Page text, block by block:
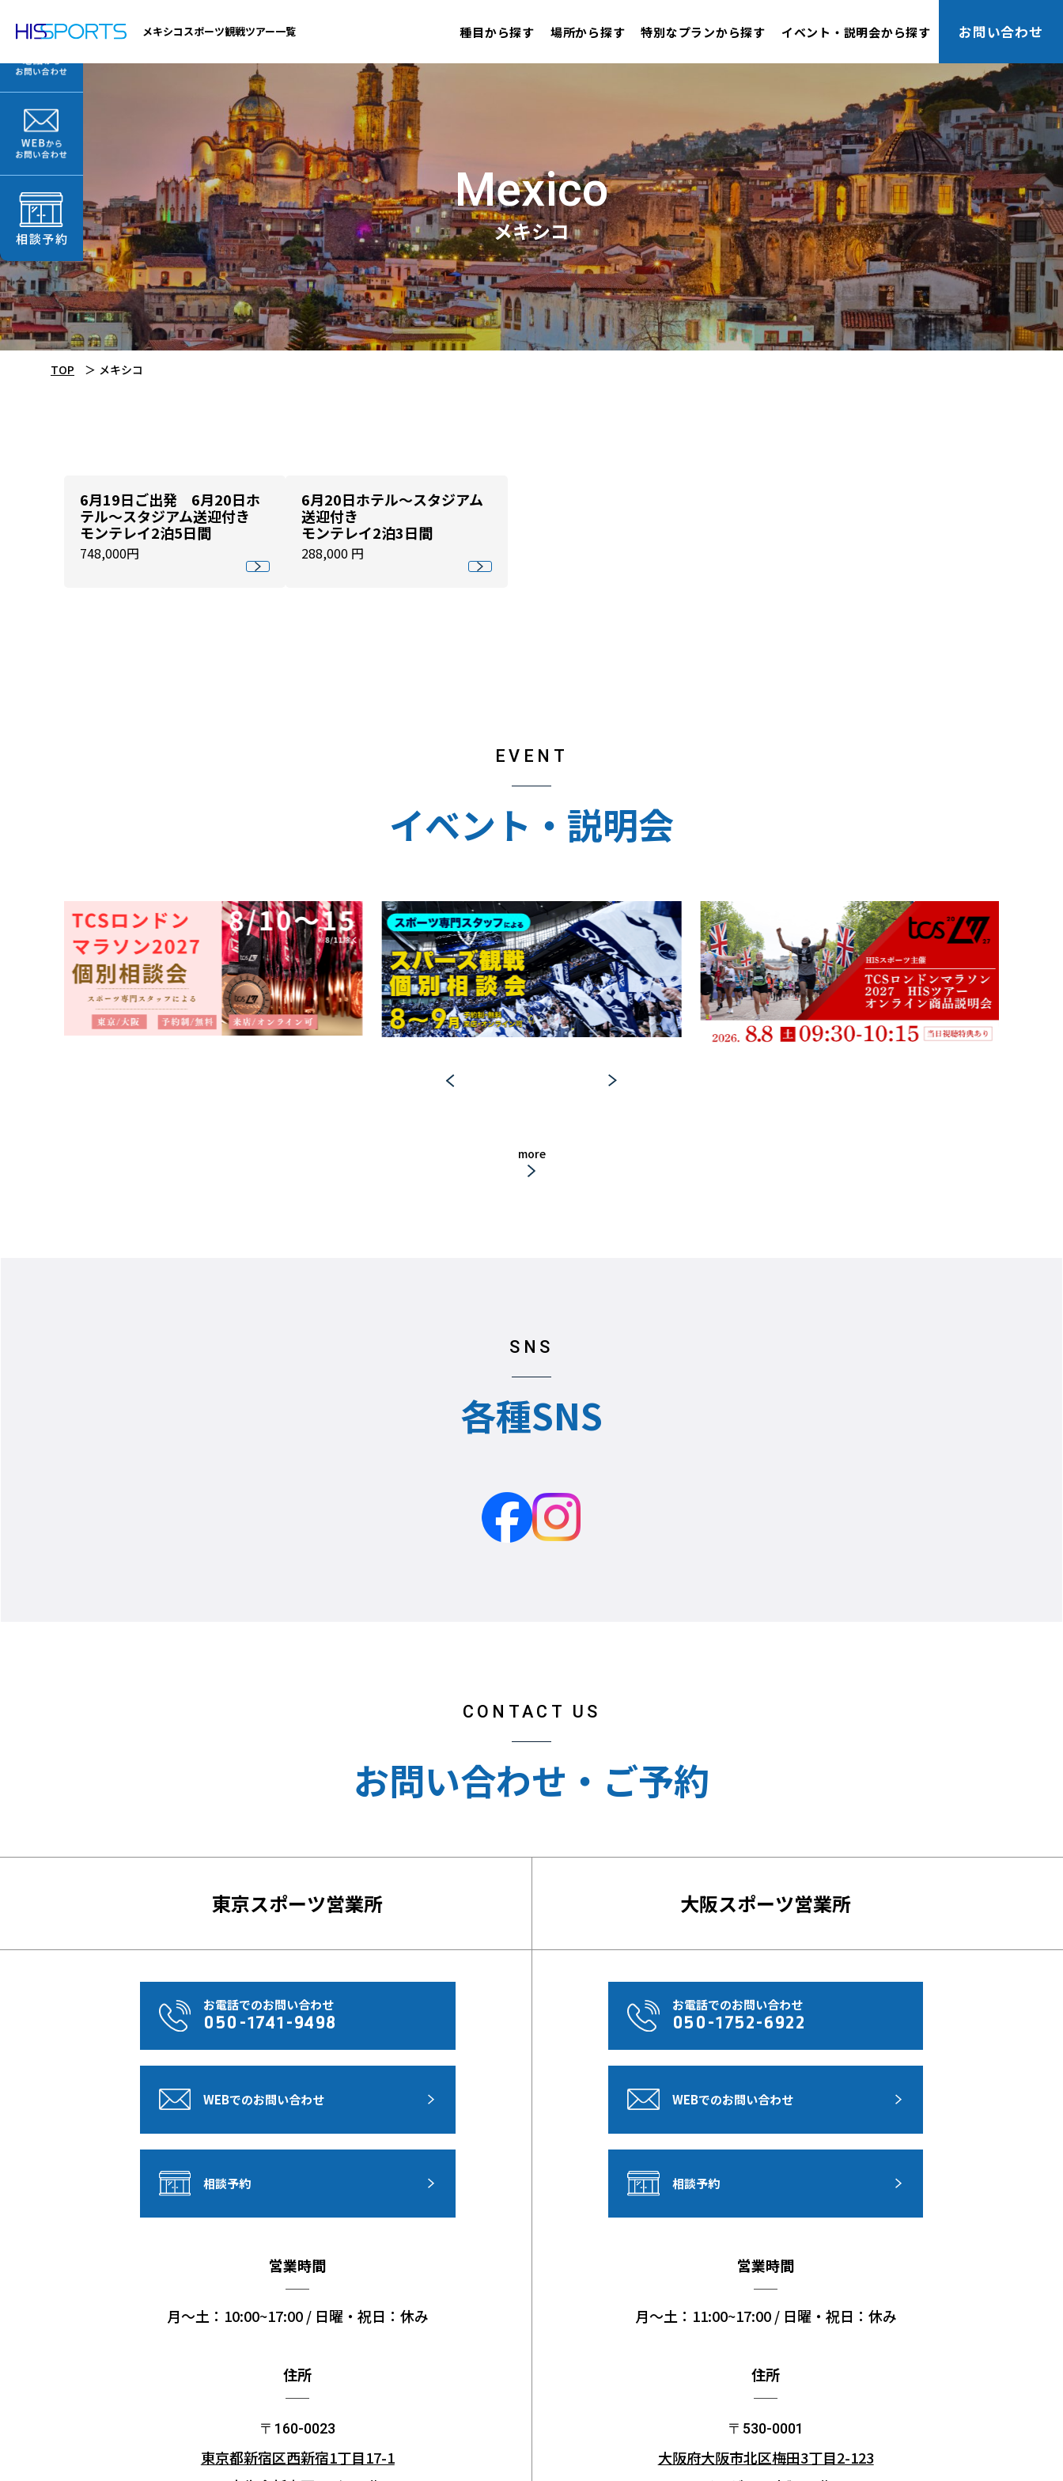
メキシコスポーツ観戦ツアー一覧 種目から探す 場所から探す 特別なプランから探す イベント・説明会から探す お問い合わせ
Mexico
メキシコ
TOP メキシコ
6月19日ご出発 6月20日ホ
テル～スタジアム送迎付き
モンテレイ2泊5日間
748,000円
6月20日ホテル～スタジアム
送迎付き
モンテレイ2泊3日間
288,000 円
EVENT
イベント・説明会
more
SNS
各種SNS
CONTACT US
お問い合わせ・ご予約
東京スポーツ営業所
お電話でのお問い合わせ
050-1741-9498
WEBでのお問い合わせ
相談予約
営業時間
月〜土：10:00~17:00 / 日曜・祝日：休み
住所
〒160-0023
東京都新宿区西新宿1丁目17-1
大阪スポーツ営業所
お電話でのお問い合わせ
050-1752-6922
WEBでのお問い合わせ
相談予約
営業時間
月〜土：11:00~17:00 / 日曜・祝日：休み
住所
〒530-0001
大阪府大阪市北区梅田3丁目2-123